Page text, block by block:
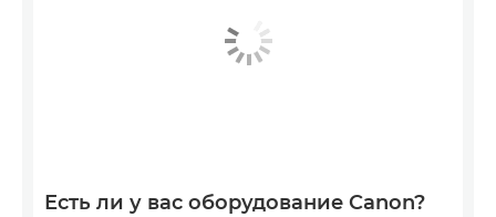
Есть ли у вас оборудование Canon?